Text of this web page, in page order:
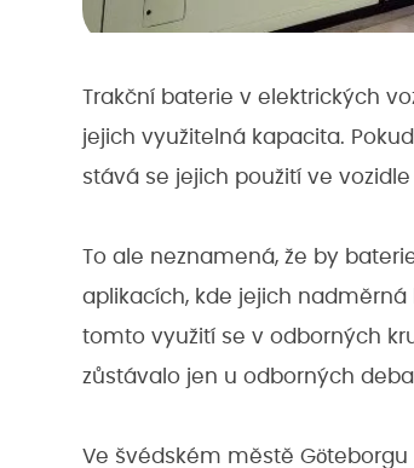
Trakční baterie v elektrických
jejich využitelná kapacita.
stává se jejich použití ve
To ale neznamená, že by
aplikacích, kde jejich
tomto využití se v odborných
zůstávalo jen u odborných
Ve švédském městě